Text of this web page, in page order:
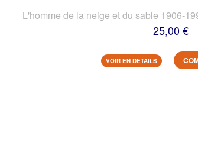
L'homme de la neige et du sable 1906-
25,00 €
VOIR EN DETAILS